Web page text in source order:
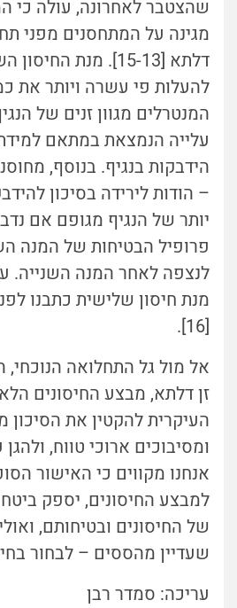
שהצטבר לאחרונה, עולה כי
מגינה על המתחסנים מפני
דלתא [15-13]. מנת
להעלות פי עשרה ויותר את
המנטרלים מגוון זנים של
עלייה הנמצאת במתאם
הידבקות בנגיף. בנוסף,
– הודות לירידה בסיכון
יותר של הנגיף מגופם אם
פרופיל הבטיחות של המנה
לנצפה לאחר המנה השנייה.
מנת חיסון שלישית כתבנו
[16].
אל מול גל התחלואה
זן דלתא, מבצע החיסונים
העיקרית להקטין את
ומסיבוכים ארוכי טווח,
אנחנו מקווים כי האישור
למבצע החיסונים, יספק
של החיסונים ובטיחותם,
שעדיין מהססים – לבחור
עריכה: סמדר רבן